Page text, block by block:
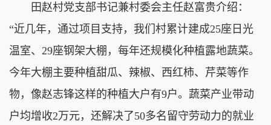
田赵村党支部书记兼村委会主任赵富贵介绍：
“近几年，通过项目支持，我们村累计建成25座日光
温室、29座钢架大棚，每年还规模化种植露地蔬菜。
今年大棚主要种植甜瓜、辣椒、西红柿、芹菜等作
物，像赵志锋这样的种植大户有9户。蔬菜产业带动
户均增收2万元，还解决了50多名留守劳动力的就业